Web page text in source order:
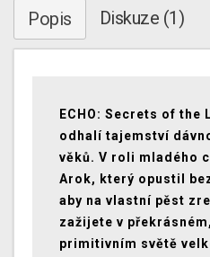
Popis Diskuze (1)
ECHO: Secrets of the
odhalí tajemství
věků. V roli mladého
Arok, který opustil
aby na vlastní pěst
zažijete v
primitivním světě